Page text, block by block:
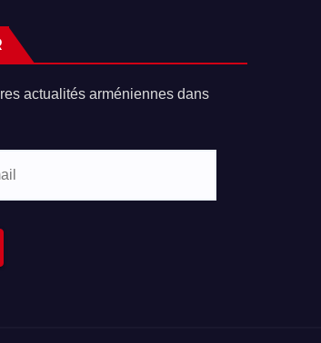
actualités arméniennes dans